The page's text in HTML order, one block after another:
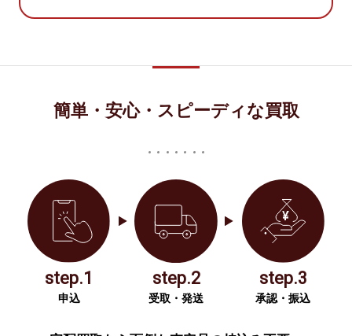
簡単・安心・スピーディな買取
step.1
申込
step.2
受取・発送
step.3
承認・振込